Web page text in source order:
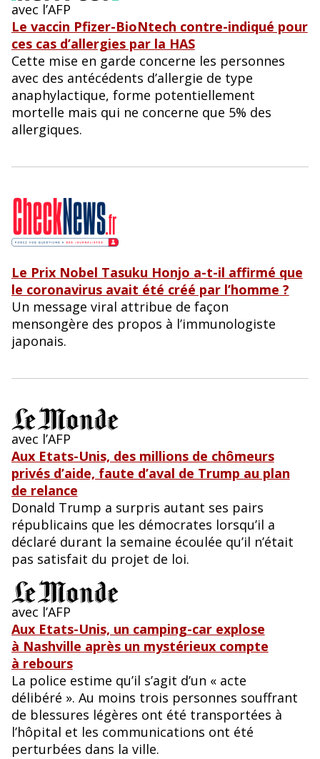
avec l’AFP
Le vaccin Pfizer-BioNtech contre-indiqué pour
ces cas d’allergies par la HAS
Cette mise en garde concerne les personnes
avec des antécédents d’allergie de type
anaphylactique, forme potentiellement
mortelle mais qui ne concerne que 5% des
allergiques.
Le Prix Nobel Tasuku Honjo a-t-il affirmé que
le coronavirus avait été créé par l’homme ?
Un message viral attribue de façon
mensongère des propos à l’immunologiste
japonais.
avec l’AFP
Aux Etats-Unis, des millions de chômeurs
privés d’aide, faute d’aval de Trump au plan
de relance
Donald Trump a surpris autant ses pairs
républicains que les démocrates lorsqu’il a
déclaré durant la semaine écoulée qu’il n’était
pas satisfait du projet de loi.
avec l’AFP
Aux Etats-Unis, un camping-car explose
à Nashville après un mystérieux compte
à rebours
La police estime qu’il s’agit d’un « acte
délibéré ». Au moins trois personnes souffrant
de blessures légères ont été transportées à
l’hôpital et les communications ont été
perturbées dans la ville.